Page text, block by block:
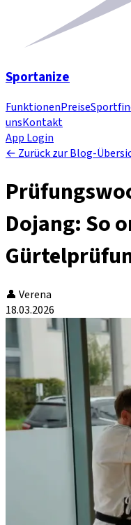
Sportanize
FunktionenPreise
unsKontakt
App Login
← Zurück zur Blog-
Dojang: So
👤 Verena
18.03.2026